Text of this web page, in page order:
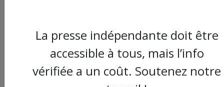
Commander le dernier numéro papier du
Poing !
La presse indépendante doit être
accessible à tous, mais l’info
vérifiée a un coût. Soutenez notre